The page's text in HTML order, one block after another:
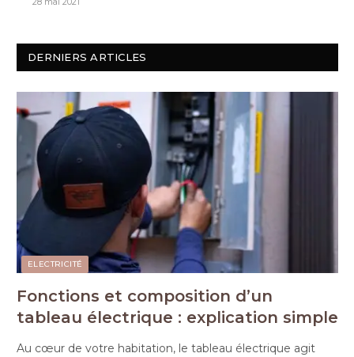
DERNIERS ARTICLES
ELECTRICITÉ
Fonctions et composition d’un
tableau électrique : explication simple
Au cœur de votre habitation, le tableau électrique agit